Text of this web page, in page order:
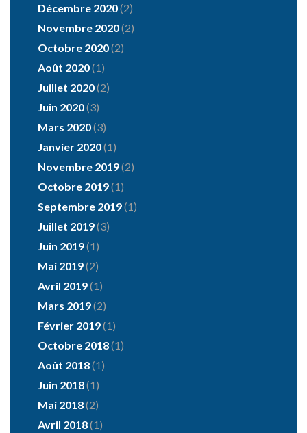
Décembre 2020(2)
Novembre 2020(2)
Octobre 2020(2)
Août 2020(1)
Juillet 2020(2)
Juin 2020(3)
Mars 2020(3)
Janvier 2020(1)
Novembre 2019(2)
Octobre 2019(1)
Septembre 2019(1)
Juillet 2019(3)
Juin 2019(1)
Mai 2019(2)
Avril 2019(1)
Mars 2019(2)
Février 2019(1)
Octobre 2018(1)
Août 2018(1)
Juin 2018(1)
Mai 2018(2)
Avril 2018(1)